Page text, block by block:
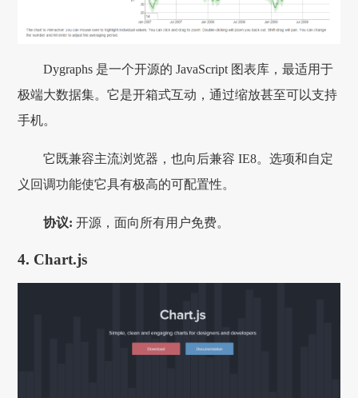
Dygraphs 是一个开源的 JavaScript 图表库，最适用于
极端大数据集。它是开箱式互动，通过缩放甚至可以支持
手机。
它既兼容主流浏览器，也向后兼容 IE8。选项和自定
义回调功能使它具有极高的可配置性。
协议: 开源，面向所有用户免费。
4. Chart.js